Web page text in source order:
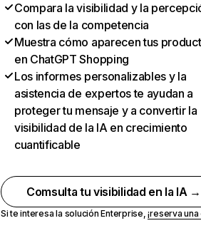
Compara la visibilidad y la
con las de la competencia
Muestra cómo aparecen tus
en ChatGPT Shopping
Los informes personalizables y la
asistencia de expertos te ayudan a
proteger tu mensaje y a convertir la
visibilidad de la IA en crecimiento
cuantificable
Comsulta tu visibilidad en la IA →
Si te interesa la solución Enterprise,¡reserva